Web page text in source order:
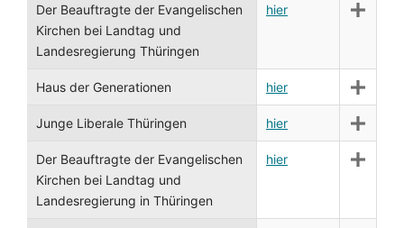
Der Beauftragte der Evangelischen
Kirchen bei Landtag und
Landesregierung Thüringen
hier
Haus der Generationen hier
Junge Liberale Thüringen hier
Der Beauftragte der Evangelischen
Kirchen bei Landtag und
Landesregierung in Thüringen
hier